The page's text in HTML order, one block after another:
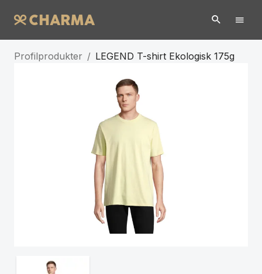
Profilprodukter / LEGEND T-shirt Ekologisk 175g